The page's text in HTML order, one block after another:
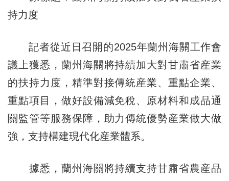
持力度
記者從近日召開的2025年蘭州海關工作會
議上獲悉，蘭州海關將持續加大對甘肅省産業
的扶持力度，精準對接傳統産業、重點企業、
重點項目，做好設備減免稅、原材料和成品通
關監管等服務保障，助力傳統優勢産業做大做
強，支持構建現代化産業體系。
據悉，蘭州海關將持續支持甘肅省農産品